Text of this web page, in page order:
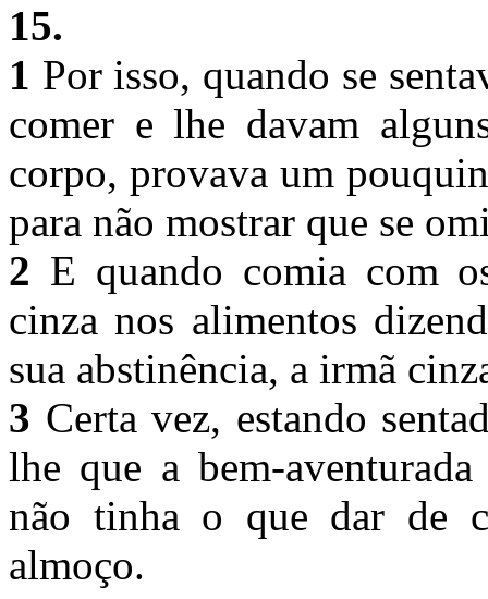
15.
1 Por isso, quando se
comer e lhe davam
corpo, provava um
para não mostrar que se
2 E quando comia com
cinza nos alimentos
sua abstinência, a irmã
3 Certa vez, estando
lhe que a bem-
não tinha o que dar de
almoço.